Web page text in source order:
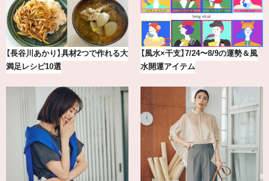
【2026年8月】鏡リュウジの12星座
別占い
気分が上がる「フルラ」のアイウェ
アを「眼鏡市場」で探して。